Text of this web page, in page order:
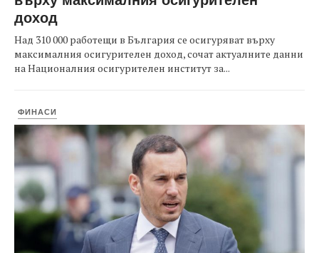
доход
Над 310 000 работещи в България се осигуряват върху
максималния осигурителен доход, сочат актуалните данни
на Националния осигурителен институт за...
ФИНАСИ